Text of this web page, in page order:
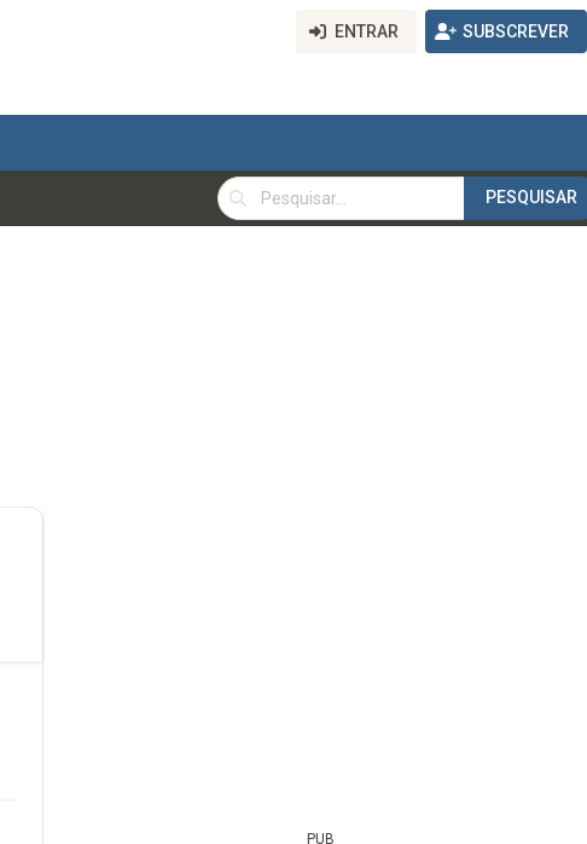
ENTRAR SUBSCREVER
PESQUISAR
PESQUISAR
PUB